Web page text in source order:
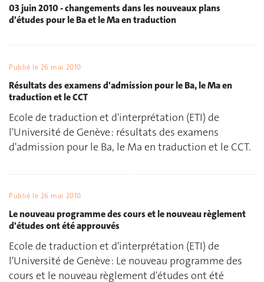
03 juin 2010 - changements dans les nouveaux plans
d'études pour le Ba et le Ma en traduction
Publié le 26 mai 2010
Résultats des examens d'admission pour le Ba, le Ma en
traduction et le CCT
Ecole de traduction et d'interprétation (ETI) de
l'Université de Genève : résultats des examens
d'admission pour le Ba, le Ma en traduction et le CCT.
Publié le 26 mai 2010
Le nouveau programme des cours et le nouveau règlement
d'études ont été approuvés
Ecole de traduction et d'interprétation (ETI) de
l'Université de Genève : Le nouveau programme des
cours et le nouveau règlement d'études ont été